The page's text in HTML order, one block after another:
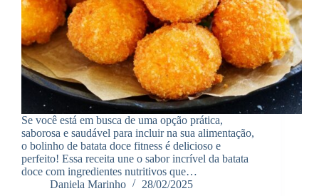
Se você está em busca de uma opção prática,
saborosa e saudável para incluir na sua alimentação,
o bolinho de batata doce fitness é delicioso e
perfeito! Essa receita une o sabor incrível da batata
doce com ingredientes nutritivos que…
Daniela Marinho
28/02/2025